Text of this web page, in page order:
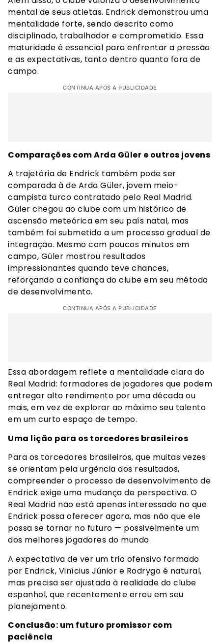
mental de seus atletas. Endrick demonstrou uma
mentalidade forte, sendo descrito como
disciplinado, trabalhador e comprometido. Essa
maturidade é essencial para enfrentar a pressão
e as expectativas, tanto dentro quanto fora de
campo.
CONTINUA APÓS A PUBLICIDADE
Comparações com Arda Güler e outros jovens
A trajetória de Endrick também pode ser
comparada à de Arda Güler, jovem meio-
campista turco contratado pelo Real Madrid.
Güler chegou ao clube com um histórico de
ascensão meteórica em seu país natal, mas
também foi submetido a um processo gradual de
integração. Mesmo com poucos minutos em
campo, Güler mostrou resultados
impressionantes quando teve chances,
reforçando a confiança do clube em seu método
de desenvolvimento.
CONTINUA APÓS A PUBLICIDADE
Essa abordagem reflete a mentalidade clara do
Real Madrid: formadores de jogadores que podem
entregar alto rendimento por uma década ou
mais, em vez de explorar ao máximo seu talento
em um curto espaço de tempo.
Uma lição para os torcedores brasileiros
Para os torcedores brasileiros, que muitas vezes
se orientam pela urgência dos resultados,
compreender o processo de desenvolvimento de
Endrick exige uma mudança de perspectiva. O
Real Madrid não está apenas interessado no que
Endrick possa oferecer agora, mas não que ele
possa se tornar no futuro — possivelmente um
dos melhores jogadores do mundo.
A expectativa de ver um trio ofensivo formado
por Endrick, Vinícius Júnior e Rodrygo é natural,
mas precisa ser ajustada à realidade do clube
espanhol, que recentemente errou em seu
planejamento.
Conclusão: um futuro promissor com
paciência